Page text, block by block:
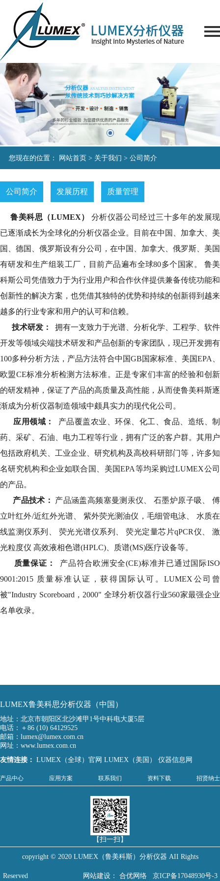
您现在的位置： 网站首页 > 关于我们 > 公司简介
公司简介 发展历程 质量管理
鲁美科思（LUMEX）
分析仪器公司经过三十多年的发展现
已逐渐成长为全球化的分析仪器企业。目前在中国、加拿大、美
国、德国、俄罗斯设有分公司，在中国、加拿大、俄罗斯、美国
有研发和生产组装工厂，目前产品遍布全球80多个国家。 鲁美
科斯公司凭借致力于为行业用户和合作伙伴提供兼备传统功能和
创新性的解决方案，也凭借其独特的优势和持续的创新得到越来
越多的行业专家和用户的认可和信赖。
技术研发：
拥有一支致力于光谱、分析化学、工程学、软件
开发等领域尖端技术研发和产品创新的专家团队，现已开发拥有
100多种分析方法，产品方法符合中国GB国家标准、美国EPA、
欧盟CE标准分析检测方法标准。正是专家们丰富的经验和创新
的研发精神，保证了产品的高质量及高性能，从而使鲁美科斯逐
渐成为分析仪器制造领域中颇具实力的现代化公司。
应用领域：
产品覆盖农业、环保、化工、食品、造纸、制
药、采矿、石油、电力工程等行业，拥有广泛的客户群。其用户
包括政府机关、工业企业、研究机构及高校科研部门等，许多知
名研究机构和企业如联合国、美国EPA等均采购过LUMEX公司
的产品。
产品技术： 产品涵盖高频塞曼测汞仪、 石墨炉原子吸、 傅
立叶红外/近红外光谱、 紫外荧光测油仪，毛细管电泳、 水质在
线监测仪系列、 荧光光谱仪系列、 荧光定量芯片qPCR仪、 激
光粒度仪 高效液相色谱(HPLC)、质谱(MS)医疗设备等。
质量保证：
产品符合欧洲安全(CE)标准并已通过国际ISO
9001:2015 质量标准认证，获得国际认可。LUMEX公司曾
被"Industry Scoreboard，2000" 全球分析仪器行业560家最强企业
名单收录。
LUMEX鲁美科思分析仪器（中国）
地址：北京市朝阳区北沙滩甲1号中科电大厦5层
电话：＋86 (10) 64129525
邮箱：lumex@lumex.com.cn
网址：www.lumex.com.cn
友情连接： LUMEX（全球）官网 LUMEX（美国） 仪器信息网
产品中心 应用方案 联系我们 资料下载 招贤纳士
【扫一扫】
copyright © 2020 LUMEX（鲁美科斯）分析仪器 AII Rights
Reserved 网站建设： 合优网络 京ICP备17048930号-3